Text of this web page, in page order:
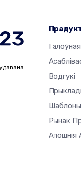
Водгукі
Рынак
Апошнія